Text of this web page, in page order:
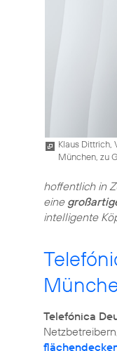
Klaus Dittrich,
München, zu
hoffentlich in
eine
intelligente
Telefónica